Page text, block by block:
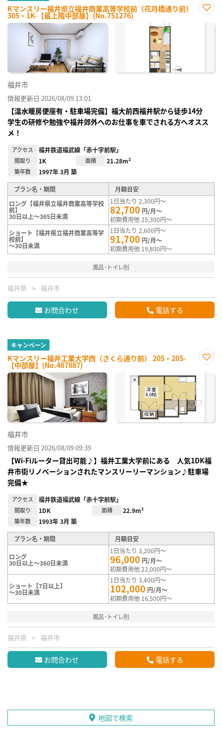
Kマンスリー福井県立福井商業高等学校前（花月橋通り前）
305・1K-【最上階中部屋】(No.751276)
に入
福井市
情報更新日 2026/08/09 13:01
【温水暖房便座有・駐車場完備】福大前西福井駅から徒歩14分
学生の研修や勉強や福井郊外へのお仕事を車でされる方へオスス
メ！
アクセス 福井鉄道福武線「赤十字前駅」
間取り 1K 面積 21.28m²
築年数 1997年 3月 築
プラン名・期間
月額目安
ロング【福井県立福井商業高等学校
前】
30日以上～365日未満
1日当たり 2,300円～
82,700 円/月～
初期費用他 25,300円～
ショート【福井県立福井商業高等学
校前】
～30日未満
1日当たり 2,600円～
91,700 円/月～
初期費用他 19,800円～
風呂･トイレ別
福井県 福井市
お問合わせ 電話する
キャンペーン
Kマンスリー福井工業大学西（さくら通り前） 205・205-
【中部屋】(No.487887)
に入
福井市
情報更新日 2026/08/09 09:39
【Wi-Fiルーター貸出可能♪】福井工業大学前にある 人気1DK福
井市街リノベーションされたマンスリーリーマンション♪駐車場
完備★
アクセス 福井鉄道福武線「赤十字前駅」
間取り 1DK 面積 22.9m²
築年数 1993年 3月 築
プラン名・期間 月額目安
ロング
30日以上～360日未満
1日当たり 3,200円～
96,000 円/月～
初期費用他 22,000円～
ショート【7日以上】
～30日未満
1日当たり 3,400円～
102,000 円/月～
初期費用他 16,500円～
風呂･トイレ別
福井県 福井市
お問合わせ 電話する
地図で検索